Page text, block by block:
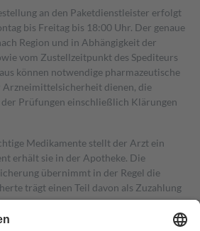
an den Paketdienstleister erfolgt
bis Freitag bis 18:00 Uhr. Der genaue
Region und in Abhängigkeit der
vom Zustellzeitpunkt des Spediteurs
können notwendige pharmazeutische
Arzneimittelsicherheit dienen, die
Prüfungen einschließlich Klärungen
Medikamente stellt der Arzt ein
erhält sie in der Apotheke. Die
übernimmt in der Regel die
trägt einen Teil davon als Zuzahlung
Zuzahlungen in Höhe von zehn